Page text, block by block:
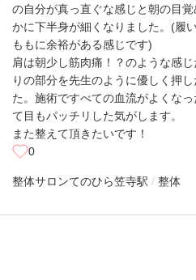
の自分が真っ直ぐな感じと朝の目
かに下半身が細くなりました。(履
ももに余裕がある感じです)
肩は朝少し筋肉痛！？のような感
りの部分を先生のように優しく押
た。施術ですべての血流がよくな
て目もパッチリした気がします。
また整えて頂きたいです！
0
整体サロンてのひら笠寺駅 整体